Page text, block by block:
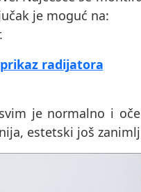
je moguć na:
radijatora
je normalno i
estetski još